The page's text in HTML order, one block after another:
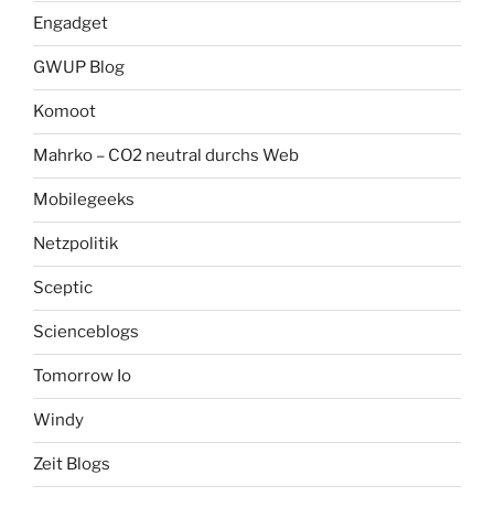
Engadget
GWUP Blog
Komoot
Mahrko – CO2 neutral durchs Web
Mobilegeeks
Netzpolitik
Sceptic
Scienceblogs
Tomorrow Io
Windy
Zeit Blogs